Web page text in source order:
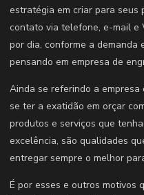
estratégia em criar para seus
contato via telefone, e-mail e
por dia, conforme a demanda
pensando em empresa de
Ainda se referindo a empresa
se ter a exatidão em orçar
produtos e serviços que
excelência, são qualidades
entregar sempre o melhor
É por esses e outros motivos